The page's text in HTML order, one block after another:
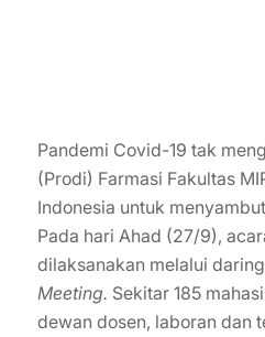
Pandemi Covid-19 tak
(Prodi) Farmasi Fakultas
Indonesia untuk
Pada hari Ahad (27/9),
dilaksanakan melalui
Meeting. Sekitar 185
dewan dosen, laboran dan